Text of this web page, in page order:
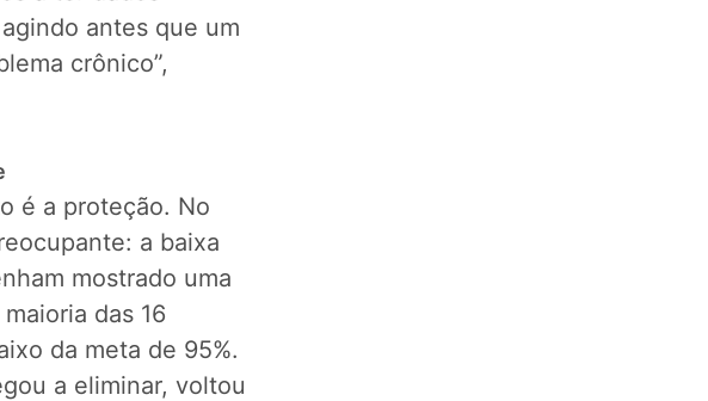
antes que um
crônico”,
é a proteção. No
a baixa
mostrado uma
das 16
da meta de 95%.
a eliminar, voltou